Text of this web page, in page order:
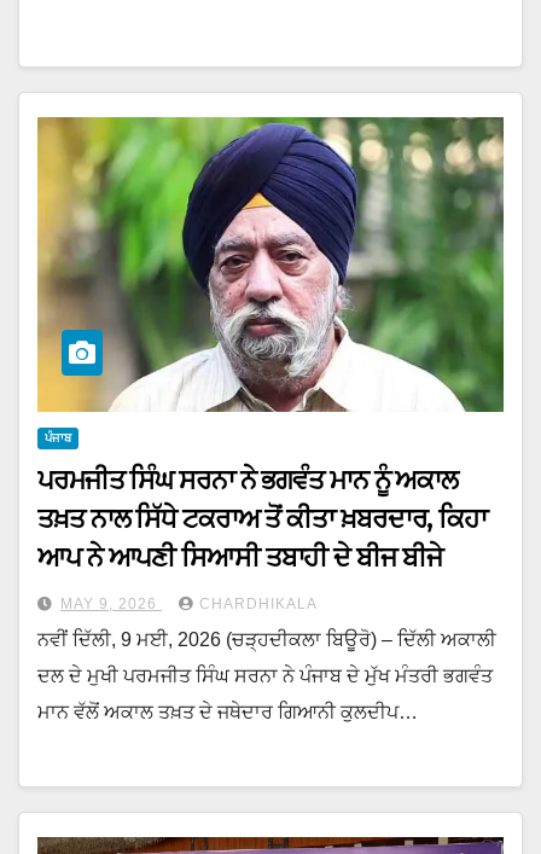
ਪੰਜਾਬ
ਪਰਮਜੀਤ ਸਿੰਘ ਸਰਨਾ ਨੇ ਭਗਵੰਤ ਮਾਨ ਨੂੰ ਅਕਾਲ
ਤਖ਼ਤ ਨਾਲ ਸਿੱਧੇ ਟਕਰਾਅ ਤੋਂ ਕੀਤਾ ਖ਼ਬਰਦਾਰ, ਕਿਹਾ
ਆਪ ਨੇ ਆਪਣੀ ਸਿਆਸੀ ਤਬਾਹੀ ਦੇ ਬੀਜ ਬੀਜੇ
MAY 9, 2026 CHARDHIKALA
ਨਵੀਂ ਦਿੱਲੀ, 9 ਮਈ, 2026 (ਚੜ੍ਹਦੀਕਲਾ ਬਿਊਰੋ) – ਦਿੱਲੀ ਅਕਾਲੀ
ਦਲ ਦੇ ਮੁਖੀ ਪਰਮਜੀਤ ਸਿੰਘ ਸਰਨਾ ਨੇ ਪੰਜਾਬ ਦੇ ਮੁੱਖ ਮੰਤਰੀ ਭਗਵੰਤ
ਮਾਨ ਵੱਲੋਂ ਅਕਾਲ ਤਖ਼ਤ ਦੇ ਜਥੇਦਾਰ ਗਿਆਨੀ ਕੁਲਦੀਪ…